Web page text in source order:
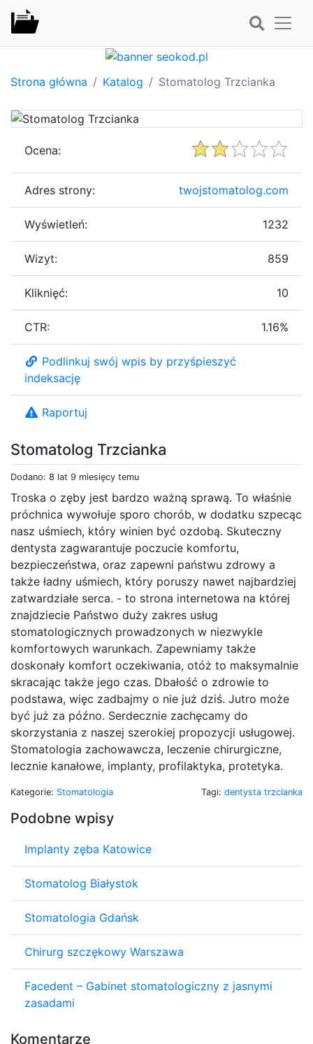
Strona główna Katalog Stomatolog Trzcianka
Stomatolog Trzcianka
Dodano: 8 lat 9 miesięcy temu
Troska o zęby jest bardzo ważną sprawą. To właśnie
próchnica wywołuje sporo chorób, w dodatku szpecąc
nasz uśmiech, który winien być ozdobą. Skuteczny
dentysta zagwarantuje poczucie komfortu,
bezpieczeństwa, oraz zapewni państwu zdrowy a
także ładny uśmiech, który poruszy nawet najbardziej
zatwardziałe serca. - to strona internetowa na której
znajdziecie Państwo duży zakres usług
stomatologicznych prowadzonych w niezwykle
komfortowych warunkach. Zapewniamy także
doskonały komfort oczekiwania, otóż to maksymalnie
skracając także jego czas. Dbałość o zdrowie to
podstawa, więc zadbajmy o nie już dziś. Jutro może
być już za późno. Serdecznie zachęcamy do
skorzystania z naszej szerokiej propozycji usługowej.
Stomatologia zachowawcza, leczenie chirurgiczne,
lecznie kanałowe, implanty, profilaktyka, protetyka.
Kategorie: Stomatologia Tagi: dentysta trzcianka
Podobne wpisy
Implanty zęba Katowice
Stomatolog Białystok
Stomatologia Gdańsk
Chirurg szczękowy Warszawa
Facedent – Gabinet stomatologiczny z jasnymi
zasadami
Komentarze
Ocena:
Adres strony: twojstomatolog.com
Wyświetleń: 1232
Wizyt: 859
Kliknięć: 10
CTR: 1.16%
Podlinkuj swój wpis by przyśpieszyć
indeksację
Raportuj